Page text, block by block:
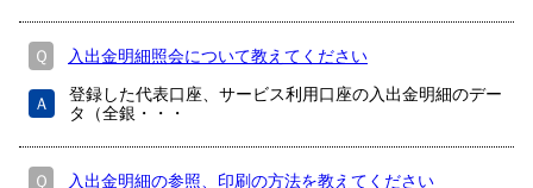
Ｑ 入出金明細照会について教えてください
Ａ
登録した代表口座、サービス利用口座の入出金明細のデー
タ（全銀・・・
Ｑ 入出金明細の参照、印刷の方法を教えてください